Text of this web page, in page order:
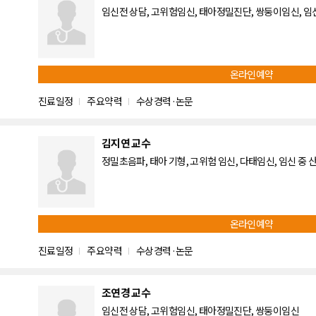
임신전 상담, 고위험임신, 태아정밀진단, 쌍둥이임신, 임
온라인예약
진료일정
주요약력 수상경력·논문
김지연 교수
정밀초음파, 태아 기형, 고위험 임신, 다태임신, 임신 중
온라인예약
진료일정
주요약력 수상경력·논문
조연경 교수
임신전 상담, 고위험임신, 태아정밀진단, 쌍둥이임신